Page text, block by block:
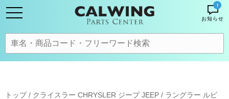
!
お知らせ
トップ/ クライスラー CHRYSLER ジープ JEEP / ラングラー ルビ